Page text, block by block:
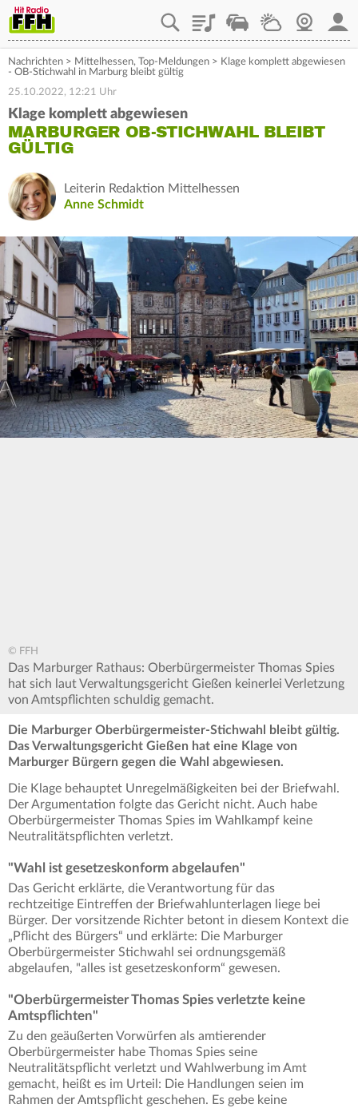
PlaylistStaupilotWetterWebcam
Nachrichten > Mittelhessen, Top-Meldungen > Klage komplett abgewiesen
- OB-Stichwahl in Marburg bleibt gültig
25.10.2022, 12:21 Uhr
Klage komplett abgewiesen
MARBURGER OB-STICHWAHL BLEIBT
GÜLTIG
Leiterin Redaktion Mittelhessen
Anne Schmidt
© FFH
Das Marburger Rathaus: Oberbürgermeister Thomas Spies
hat sich laut Verwaltungsgericht Gießen keinerlei Verletzung
von Amtspflichten schuldig gemacht.
Die Marburger Oberbürgermeister-Stichwahl bleibt gültig.
Das Verwaltungsgericht Gießen hat eine Klage von
Marburger Bürgern gegen die Wahl abgewiesen.
Die Klage behauptet Unregelmäßigkeiten bei der Briefwahl.
Der Argumentation folgte das Gericht nicht. Auch habe
Oberbürgermeister Thomas Spies im Wahlkampf keine
Neutralitätspflichten verletzt.
"Wahl ist gesetzeskonform abgelaufen"
Das Gericht erklärte, die Verantwortung für das
rechtzeitige Eintreffen der Briefwahlunterlagen liege bei
Bürger. Der vorsitzende Richter betont in diesem Kontext die
„Pflicht des Bürgers“ und erklärte: Die Marburger
Oberbürgermeister Stichwahl sei ordnungsgemäß
abgelaufen, "alles ist gesetzeskonform“ gewesen.
"Oberbürgermeister Thomas Spies verletzte keine
Amtspflichten"
Zu den geäußerten Vorwürfen als amtierender
Oberbürgermeister habe Thomas Spies seine
Neutralitätspflicht verletzt und Wahlwerbung im Amt
gemacht, heißt es im Urteil: Die Handlungen seien im
Rahmen der Amtspflicht geschehen. Es gebe keine